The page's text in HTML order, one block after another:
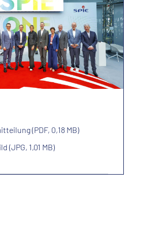
(PDF, 0,18 MB)
(JPG, 1,01 MB)